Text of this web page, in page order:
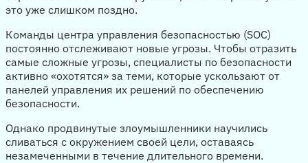
это уже слишком поздно.
Команды центра управления безопасностью (SOC)
постоянно отслеживают новые угрозы. Чтобы отразить
самые сложные угрозы, специалисты по безопасности
активно «охотятся» за теми, которые ускользают от
панелей управления их решений по обеспечению
безопасности.
Однако продвинутые злоумышленники научились
сливаться с окружением своей цели, оставаясь
незамеченными в течение длительного времени.